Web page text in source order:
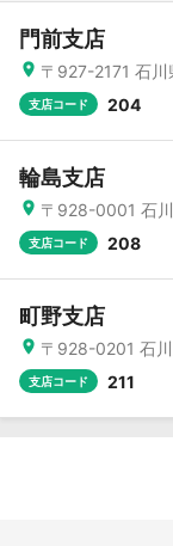
門前支店
〒927-2171 石川
支店コード 204
輪島支店
〒928-0001 石
支店コード 208
町野支店
〒928-0201 石
支店コード 211